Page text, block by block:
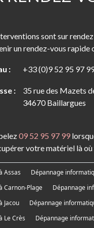
sont sur
un rendez-vous rapide
: +33 (0)9 52 95 97
:
35 rue des Mazets
34670 Baillargues
09 52 95 97 99
votre matériel là où
Assas Dépannage
Carnon-Plage
Dépannage
Jacou
Dépannage
Le Crès
Dépannage